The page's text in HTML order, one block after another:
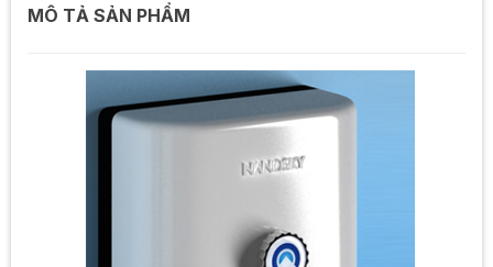
MÔ TẢ SẢN PHẨM